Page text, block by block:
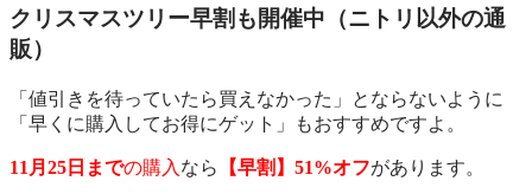
クリスマスツリー早割も開催中（ニトリ以外の通
販）
「値引きを待っていたら買えなかった」とならないように
「早くに購入してお得にゲット」もおすすめですよ。
11月25日までの購入 なら 【早割】51%オフがあります。